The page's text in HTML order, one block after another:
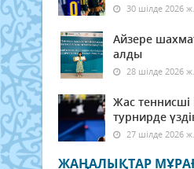
30 шілде 2026 ж.
Айзере
алды
28 шілде 2026 ж.
Жас теннисші
турнирде
27 шілде 2026 ж.
ЖАҢАЛЫҚТАР